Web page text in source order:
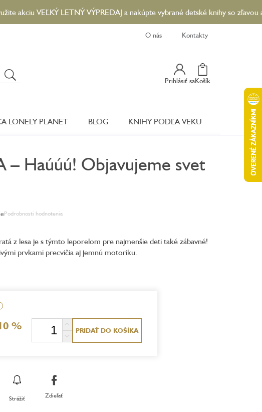
VEĽKÝ LETNÝ VÝPREDAJ a nakúpte vybrané detské knihy so zľavou až 90
O nás Kontakty
Prihlásiť sa
Nákupný
Košík
LONELY PLANET BLOG KNIHY PODĽA VEKU
– Haúúú! Objavujeme svet
Podrobnosti hodnotenia
z lesa je s týmto leporelom pre najmenšie deti také zábavné!
prvkami precvičia aj jemnú motoriku.
% PRIDAŤ DO KOŠÍKA
Strážiť Zdieľať